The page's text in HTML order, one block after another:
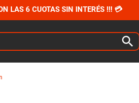
LAS 6 CUOTAS SIN INTERÉS !!! 💳